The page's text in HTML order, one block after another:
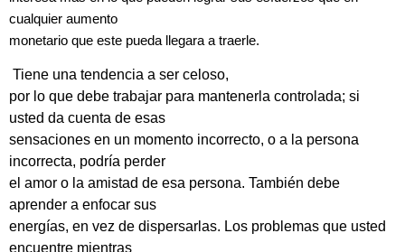
cualquier aumento
monetario que este pueda llegara a traerle.
Tiene una tendencia a ser celoso,
por lo que debe trabajar para mantenerla controlada; si
usted da cuenta de esas
sensaciones en un momento incorrecto, o a la persona
incorrecta, podría perder
el amor o la amistad de esa persona. También debe
aprender a enfocar sus
energías, en vez de dispersarlas. Los problemas que usted
encuentre mientras